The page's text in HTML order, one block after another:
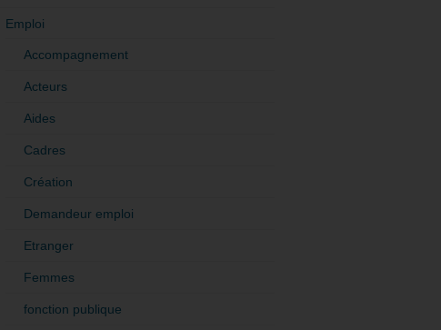
Emploi
Accompagnement
Acteurs
Aides
Cadres
Création
Demandeur emploi
Etranger
Femmes
fonction publique